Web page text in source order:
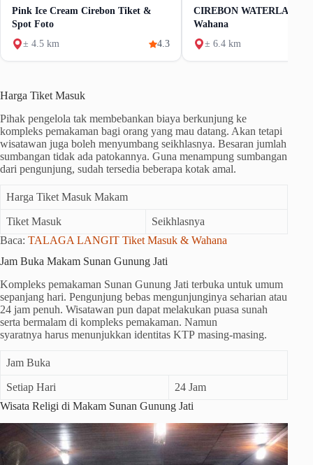
Pink Ice Cream Cirebon Tiket &
Spot Foto
± 4.5 km
4.3
CIREBON WATERLAND
Wahana
± 6.4 km
Harga Tiket Masuk
Pihak pengelola tak membebankan biaya berkunjung ke
kompleks pemakaman bagi orang yang mau datang. Akan tetapi
wisatawan juga boleh menyumbang seikhlasnya. Besaran jumlah
sumbangan tidak ada patokannya. Guna menampung sumbangan
dari pengunjung, sudah tersedia beberapa kotak amal.
Harga Tiket Masuk Makam
Tiket Masuk
Seikhlasnya
Baca: TALAGA LANGIT Tiket Masuk & Wahana
Jam Buka Makam Sunan Gunung Jati
Kompleks pemakaman Sunan Gunung Jati terbuka untuk umum
sepanjang hari. Pengunjung bebas mengunjunginya seharian atau
24 jam penuh. Wisatawan pun dapat melakukan puasa sunah
serta bermalam di kompleks pemakaman. Namun
syaratnya harus menunjukkan identitas KTP masing-masing.
Jam Buka
Setiap Hari
24 Jam
Wisata Religi di Makam Sunan Gunung Jati